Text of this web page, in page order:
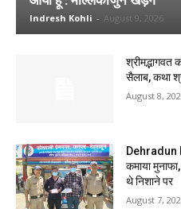
Indresh Kohli - August 9, 2026
सैलाब, कथा
August 8,
Dehradun
कमाया
थे निशाने पर
August 7,